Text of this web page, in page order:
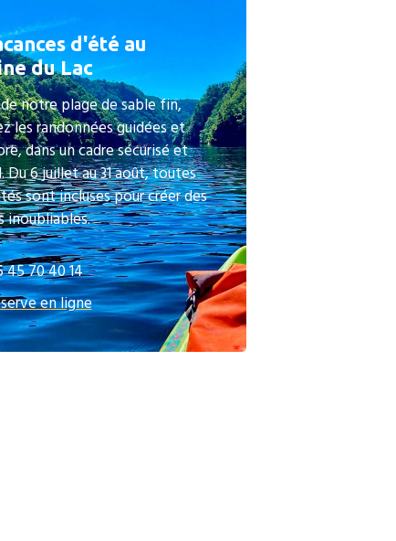
d'été au
du Lac
notre plage de sable fin,
les randonnées guidées et
dans un cadre sécurisé et
Du 6 juillet au 31 août, toutes
sont incluses pour créer des
inoubliables.
45 70 40 14
en ligne